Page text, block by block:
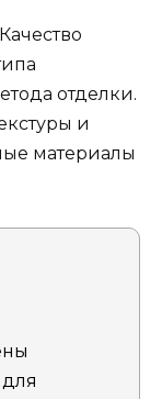
отделки.
и
материалы